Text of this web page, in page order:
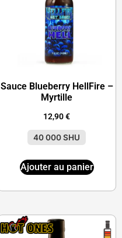
Sauce Blueberry HellFire –
Myrtille
12,90€
40 000 SHU
Ajouter au panier